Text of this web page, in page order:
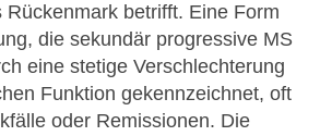
Rückenmark betrifft. Eine Form
die sekundär progressive MS
eine stetige Verschlechterung
Funktion gekennzeichnet, oft
oder Remissionen. Die